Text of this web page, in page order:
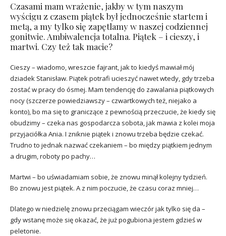
Czasami mam wrażenie, jakby w tym naszym
wyścigu z czasem piątek był jednocześnie startem i
metą, a my tylko się zapętlamy w naszej codziennej
gonitwie. Ambiwalencja totalna. Piątek – i cieszy, i
martwi. Czy też tak macie?
Cieszy – wiadomo, wreszcie fajrant, jak to kiedyś mawiał mój
dziadek Stanisław. Piątek potrafi ucieszyć nawet wtedy, gdy trzeba
zostać w pracy do ósmej. Mam tendencję do zawalania piątkowych
nocy (szczerze powiedziawszy – czwartkowych też, niejako a
konto), bo ma się to graniczące z pewnością przeczucie, że kiedy się
obudzimy – czeka nas gospodarcza sobota, jak mawia z kolei moja
przyjaciółka Ania. I zniknie piątek i znowu trzeba będzie czekać.
Trudno to jednak nazwać czekaniem – bo między piątkiem jednym
a drugim, roboty po pachy…
Martwi – bo uświadamiam sobie, że znowu minął kolejny tydzień.
Bo znowu jest piątek. A z nim poczucie, że czasu coraz mniej…
Dlatego w niedzielę znowu przeciągam wieczór jak tylko się da –
gdy wstanę może się okazać, że już pogubiona jestem gdzieś w
peletonie.